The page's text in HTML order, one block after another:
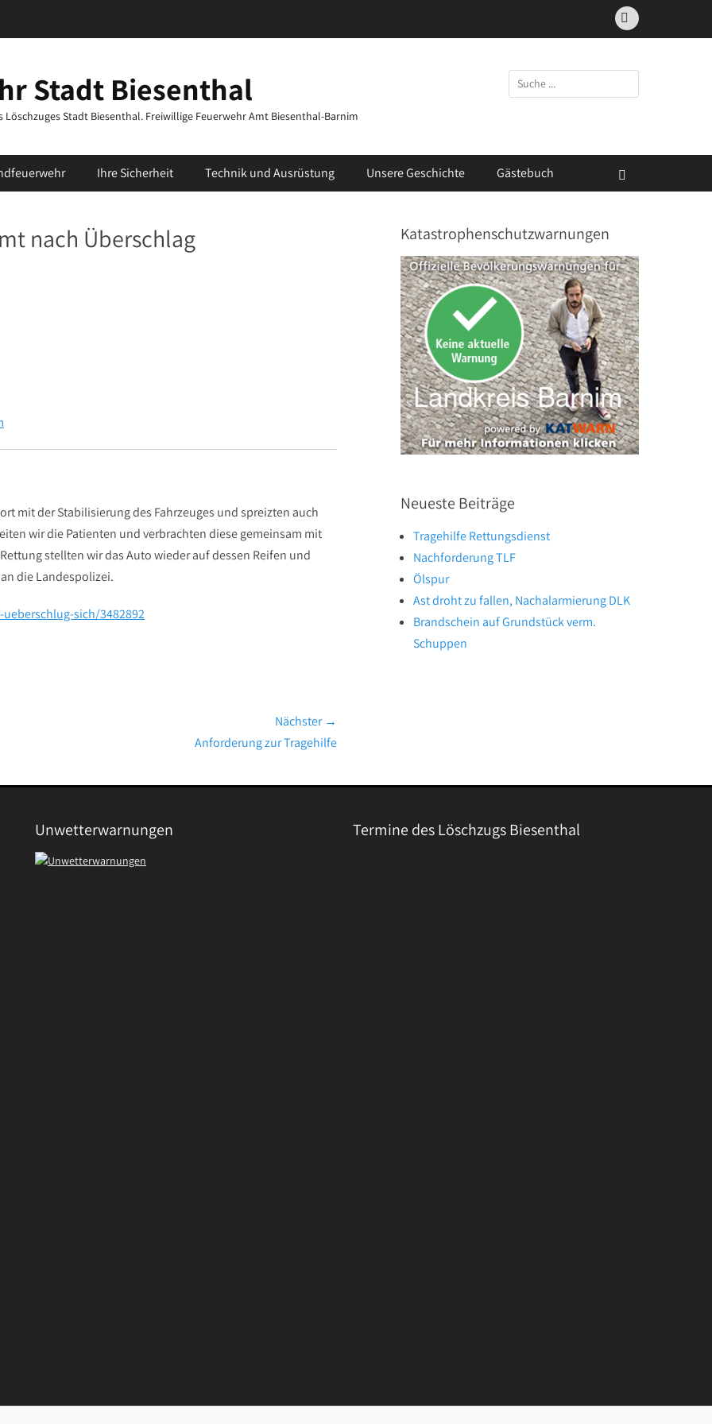
Facebook
Stadt Biesenthal
Stadt Biesenthal. Freiwillige Feuerwehr Amt Biesenthal-Barnim
Suchen
nach:
Ihre Sicherheit Technik und Ausrüstung Unsere Geschichte Gästebuch
nach Überschlag
mit der Stabilisierung des Fahrzeuges und spreizten auch
wir die Patienten und verbrachten diese gemeinsam mit
stellten wir das Auto wieder auf dessen Reifen und
die Landespolizei.
sich/3482892
Nächster →
Anforderung zur Tragehilfe
Katastrophenschutzwarnungen
Neueste Beiträge
Tragehilfe Rettungsdienst
Nachforderung TLF
Ölspur
Ast droht zu fallen, Nachalarmierung DLK
Brandschein auf Grundstück verm.
Schuppen
Unwetterwarnungen Termine des Löschzugs Biesenthal